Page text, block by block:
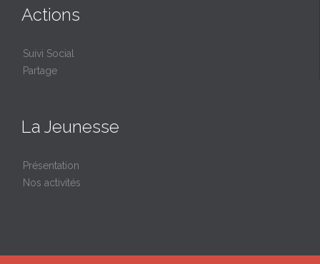
Actions
Suivi Social
Partage
La Jeunesse
Présentation
Nos activités